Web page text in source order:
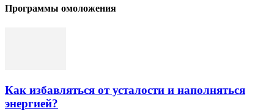
Программы омоложения
Как избавляться от усталости и наполняться
энергией?